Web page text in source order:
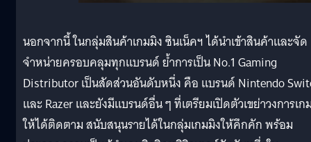
นอกจากนี้ ในกลุ่มสินค้าเกมมิง ซินเน็คฯ ได้นำเข้าสินค้าและจัด
จำหน่ายครอบคลุมทุกแบรนด์ ย้ำการเป็น No.1 Gaming
Distributor เป็นสัดส่วนอันดับหนึ่ง คือ แบรนด์ Nintendo
และ Razer และยังมีแบรนด์อื่น ๆ ที่เตรียมเปิดตัวเขย่าวงการเก
ให้ได้ติดตาม สนับสนุนรายได้ในกลุ่มเกมมิงให้คึกคัก พร้อม